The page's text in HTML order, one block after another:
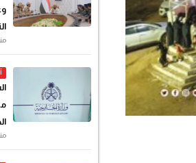
منذ
منذ